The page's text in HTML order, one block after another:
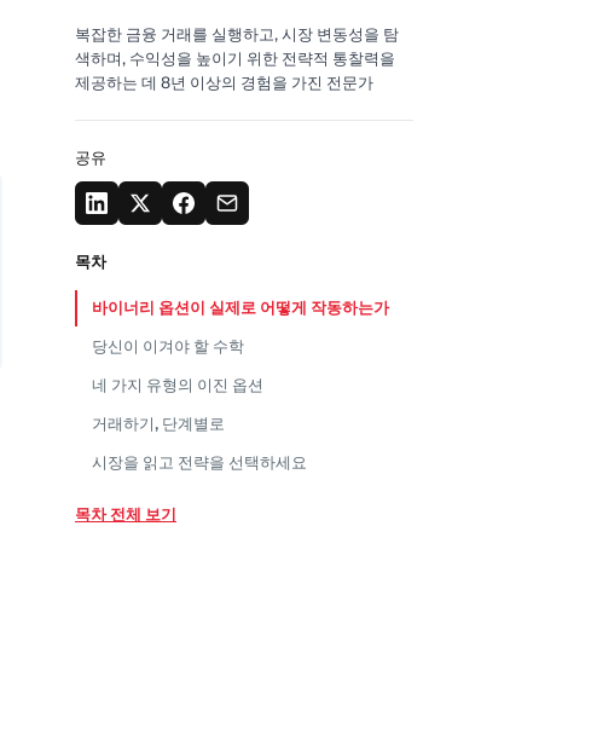
복잡한 금융 거래를 실행하고, 시장 변동성을 탐
색하며, 수익성을 높이기 위한 전략적 통찰력을
제공하는 데 8년 이상의 경험을 가진 전문가
공유
목차
바이너리 옵션이 실제로 어떻게 작동하는가
당신이 이겨야 할 수학
네 가지 유형의 이진 옵션
거래하기, 단계별로
시장을 읽고 전략을 선택하세요
목차 전체 보기